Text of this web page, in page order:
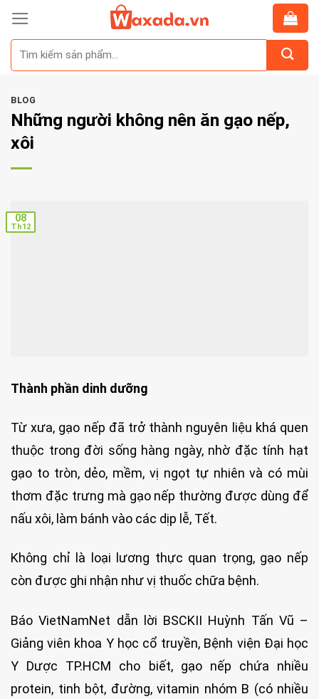
Skip
content
BLOG
Những người không nên ăn gạo nếp,
xôi
08
Th12
Thành phần dinh dưỡng
Từ xưa, gạo nếp đã trở thành nguyên liệu khá quen
thuộc trong đời sống hàng ngày, nhờ đặc tính hạt
gạo to tròn, dẻo, mềm, vị ngọt tự nhiên và có mùi
thơm đặc trưng mà gạo nếp thường được dùng để
nấu xôi, làm bánh vào các dịp lễ, Tết.
Không chỉ là loại lương thực quan trọng, gạo nếp
còn được ghi nhận như vị thuốc chữa bệnh.
Báo VietNamNet dẫn lời BSCKII Huỳnh Tấn Vũ –
Giảng viên khoa Y học cổ truyền, Bệnh viện Đại học
Y Dược TP.HCM cho biết, gạo nếp chứa nhiều
protein, tinh bột, đường, vitamin nhóm B (có nhiều